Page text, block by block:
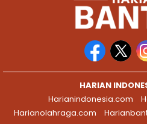
HARIAN
Harianindonesia.com
Harianolahraga.com